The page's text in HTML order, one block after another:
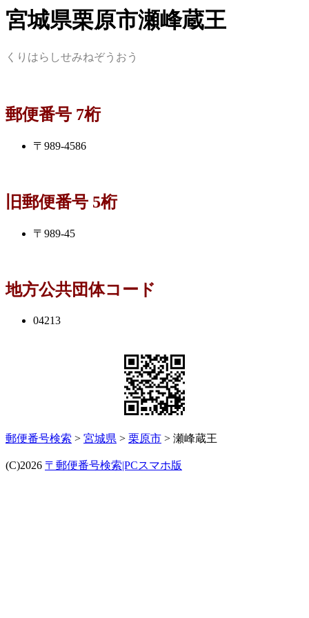
宮城県栗原市瀬峰蔵王
くりはらしせみねぞうおう
郵便番号 7桁
〒989-4586
旧郵便番号 5桁
〒989-45
地方公共団体コード
04213
郵便番号検索 > 宮城県 > 栗原市 > 瀬峰蔵王
(C)2026 〒郵便番号検索|PCスマホ版